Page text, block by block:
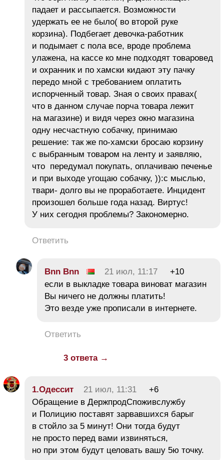
падает и рассыпается. Возможности
удержать ее не было( во второй руке
корзина). Подбегает девочка-работник
и подымает с пола все, вроде проблема
улажена, на кассе ко мне подходят товаровед
и охранник и по хамски кидают эту пачку
передо мной с требованием оплатить
испорченный товар. Зная о своих правах(
что в данном случае порча товара лежит
на магазине) и видя через окно магазина
одну несчастную собачку, принимаю
решение: так же по-хамски бросаю корзину
с выбранным товаром на ленту и заявляю,
что передумал покупать, оплачиваю печенье
и при выходе угощаю собачку, )):с мыслью,
твари- долго вы не проработаете. Инцидент
произошел больше года назад. Виртус!
У них сегодня проблемы? Закономерно.
Ответить
Bnn Bnn 21 июл, 11:17
+10
если в выкладке товара виноват магазин
Вы ничего не должны платить!
Это везде уже прописали в интернете.
Ответить
3 ответа →
1.Одессит 21 июл, 11:31
+6
Обращение в ДержпродСпоживслужбу
и Полицию поставят зарвавшихся барыг
в стойло за 5 минут! Они тогда будут
не просто перед вами извиняться,
но при этом будут целовать вашу 5ю точку.